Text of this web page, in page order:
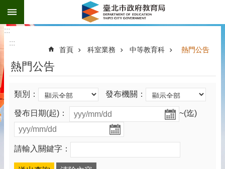
跳到主要內容區塊
:::
:::
首頁 科室業務 中等教育科 熱門公告
熱門公告
類別： 發布機關：
發布日期(起)： ~(迄)
請輸入關鍵字：